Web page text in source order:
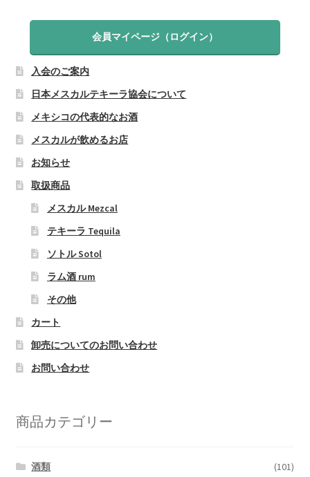
会員マイページ（ログイン）
入会のご案内
日本メスカルテキーラ協会について
メキシコの代表的なお酒
メスカルが飲めるお店
お知らせ
取扱商品
メスカル Mezcal
テキーラ Tequila
ソトル Sotol
ラム酒 rum
その他
カート
卸売についてのお問い合わせ
お問い合わせ
商品カテゴリー
酒類
(101)